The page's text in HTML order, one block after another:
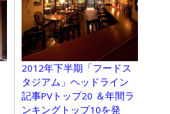
2012年下半期「フードス
タジアム」ヘッドライン
記事PVトップ20 ＆年間ラ
ンキングトップ10を発